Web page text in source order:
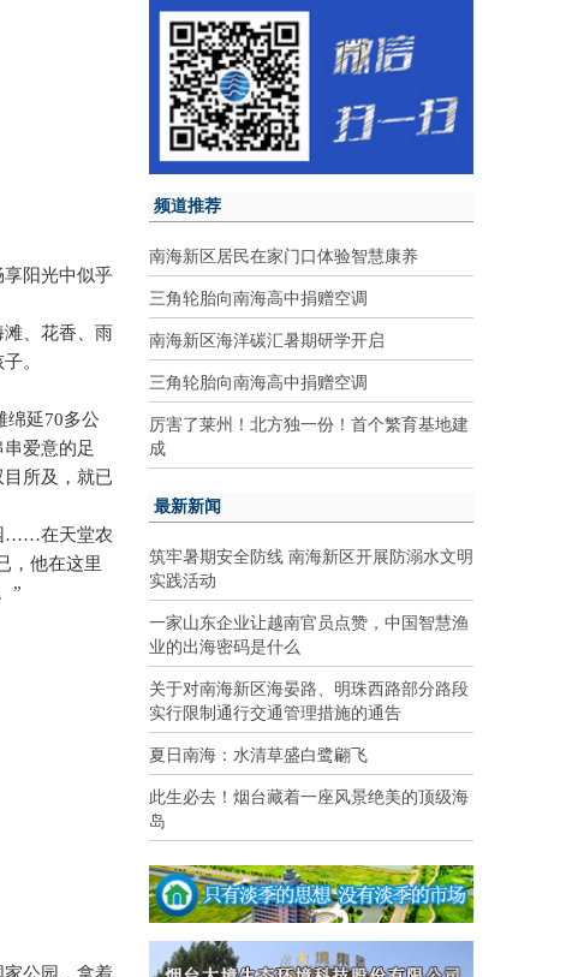
阳光中似乎
、花香、雨
。
绵延70多公
爱意的足
所及，就已
……在天堂农
，他在这里
”
频道推荐
南海新区居民在家门口体验智慧康养
三角轮胎向南海高中捐赠空调
南海新区海洋碳汇暑期研学开启
三角轮胎向南海高中捐赠空调
厉害了莱州！北方独一份！首个繁育基地建
成
最新新闻
筑牢暑期安全防线 南海新区开展防溺水文明
实践活动
一家山东企业让越南官员点赞，中国智慧渔
业的出海密码是什么
关于对南海新区海晏路、明珠西路部分路段
实行限制通行交通管理措施的通告
夏日南海：水清草盛白鹭翩飞
此生必去！烟台藏着一座风景绝美的顶级海
岛